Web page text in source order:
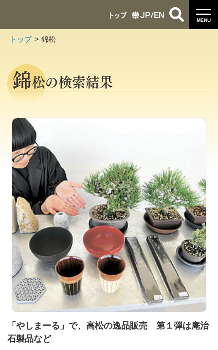
MENU
トップ JP/EN
トップ 錦松
錦松の検索結果
「やしまーる」で、高松の逸品販売 第１弾は庵治
石製品など